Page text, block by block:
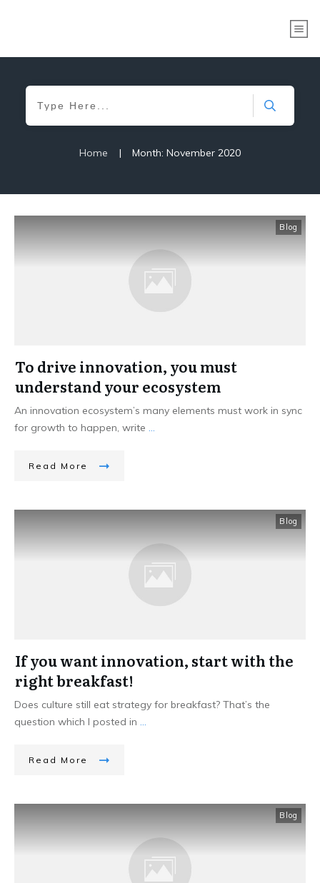
Home | Month: November 2020
Blog
To drive innovation, you must
understand your ecosystem
An innovation ecosystem’s many elements must work in sync
for growth to happen, write ...
Read More
Blog
If you want innovation, start with the
right breakfast!
Does culture still eat strategy for breakfast? That’s the
question which I posted in ...
Read More
Blog